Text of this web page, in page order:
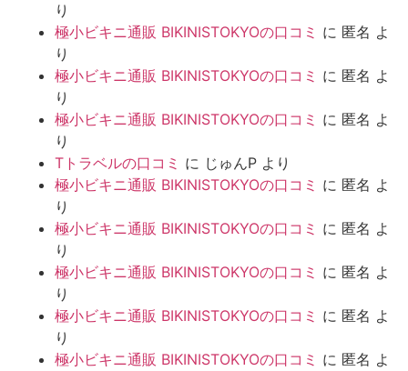
り
極小ビキニ通販 BIKINISTOKYOの口コミ に 匿名 よ
り
極小ビキニ通販 BIKINISTOKYOの口コミ に 匿名 よ
り
極小ビキニ通販 BIKINISTOKYOの口コミ に 匿名 よ
り
Tトラベルの口コミ に じゅんP より
極小ビキニ通販 BIKINISTOKYOの口コミ に 匿名 よ
り
極小ビキニ通販 BIKINISTOKYOの口コミ に 匿名 よ
り
極小ビキニ通販 BIKINISTOKYOの口コミ に 匿名 よ
り
極小ビキニ通販 BIKINISTOKYOの口コミ に 匿名 よ
り
極小ビキニ通販 BIKINISTOKYOの口コミ に 匿名 よ